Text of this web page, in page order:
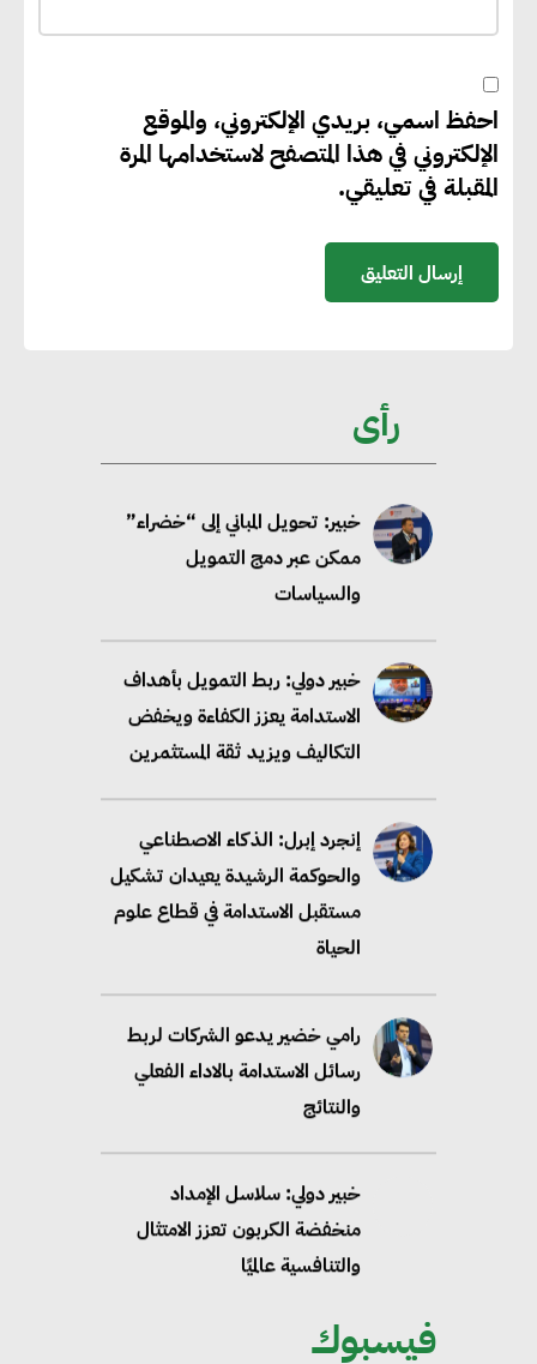
احفظ اسمي، بريدي الإلكتروني، والموقع
الإلكتروني في هذا المتصفح لاستخدامها المرة
المقبلة في تعليقي.
رأى
المتجددة
جوجل تعلن إضافة 12 جيجاوات
من الطاقة النظيفة وتجنب انبعاث
أكسيد الكربون
2035
خبير: تحويل المباني إلى “خضراء”
ممكن عبر دمج التمويل
والسياسات
خبير دولي: ربط التمويل بأهداف
الاستدامة يعزز الكفاءة ويخفض
التكاليف ويزيد ثقة المستثمرين
إنجرد إبرل: الذكاء الاصطناعي
والحوكمة الرشيدة يعيدان تشكيل
مستقبل الاستدامة في قطاع علوم
الحياة
رامي خضير يدعو الشركات لربط
رسائل الاستدامة بالاداء الفعلي
والنتائج
خبير دولي: سلاسل الإمداد
منخفضة الكربون تعزز الامتثال
والتنافسية عالميًا
“وزيرة البيئة الدكتورة ياسمينفيسبوك